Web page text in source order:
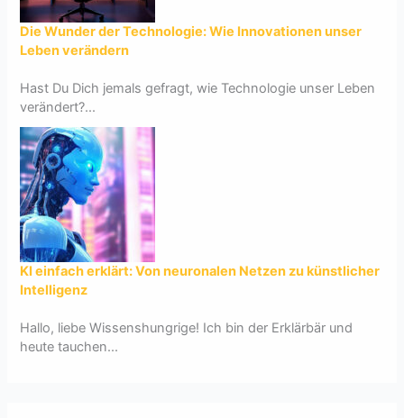
Die Wunder der Technologie: Wie Innovationen unser
Leben verändern
Hast Du Dich jemals gefragt, wie Technologie unser Leben
verändert?...
KI einfach erklärt: Von neuronalen Netzen zu künstlicher
Intelligenz
Hallo, liebe Wissenshungrige! Ich bin der Erklärbär und
heute tauchen...